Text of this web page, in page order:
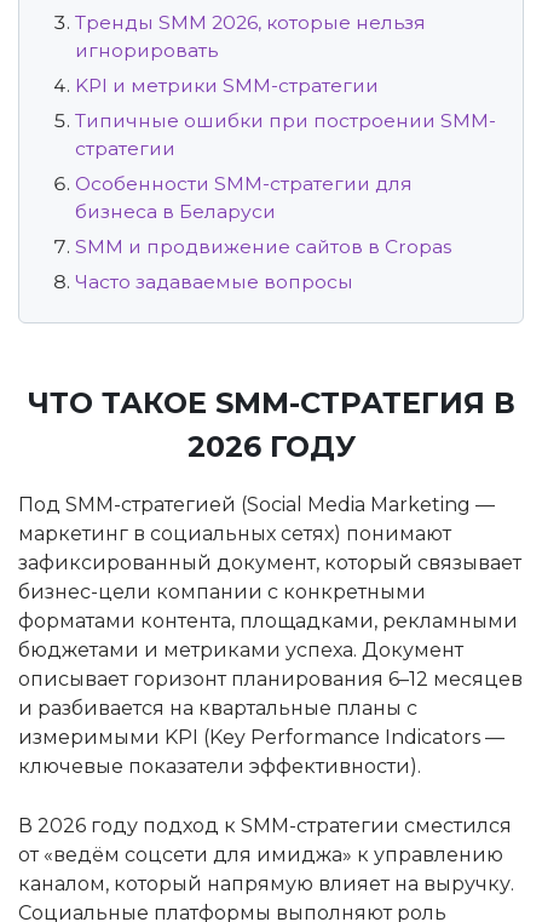
Тренды SMM 2026, которые нельзя
игнорировать
KPI и метрики SMM-стратегии
Типичные ошибки при построении SMM-
стратегии
Особенности SMM-стратегии для
бизнеса в Беларуси
SMM и продвижение сайтов в Cropas
Часто задаваемые вопросы
ЧТО ТАКОЕ SMM-СТРАТЕГИЯ В
2026 ГОДУ
Под SMM-стратегией (Social Media Marketing —
маркетинг в социальных сетях) понимают
зафиксированный документ, который связывает
бизнес-цели компании с конкретными
форматами контента, площадками, рекламными
бюджетами и метриками успеха. Документ
описывает горизонт планирования 6–12 месяцев
и разбивается на квартальные планы с
измеримыми KPI (Key Performance Indicators —
ключевые показатели эффективности).
В 2026 году подход к SMM-стратегии сместился
от «ведём соцсети для имиджа» к управлению
каналом, который напрямую влияет на выручку.
Социальные платформы выполняют роль